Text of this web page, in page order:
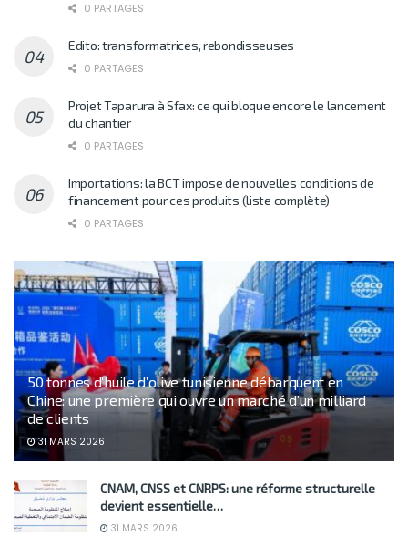
0 PARTAGES
Edito: transformatrices, rebondisseuses
0 PARTAGES
Projet Taparura à Sfax: ce qui bloque encore le lancement
du chantier
0 PARTAGES
Importations: la BCT impose de nouvelles conditions de
financement pour ces produits (liste complète)
0 PARTAGES
50 tonnes d’huile d’olive tunisienne débarquent en
Chine: une première qui ouvre un marché d’un milliard
de clients
31 MARS 2026
CNAM, CNSS et CNRPS: une réforme structurelle
devient essentielle…
31 MARS 2026